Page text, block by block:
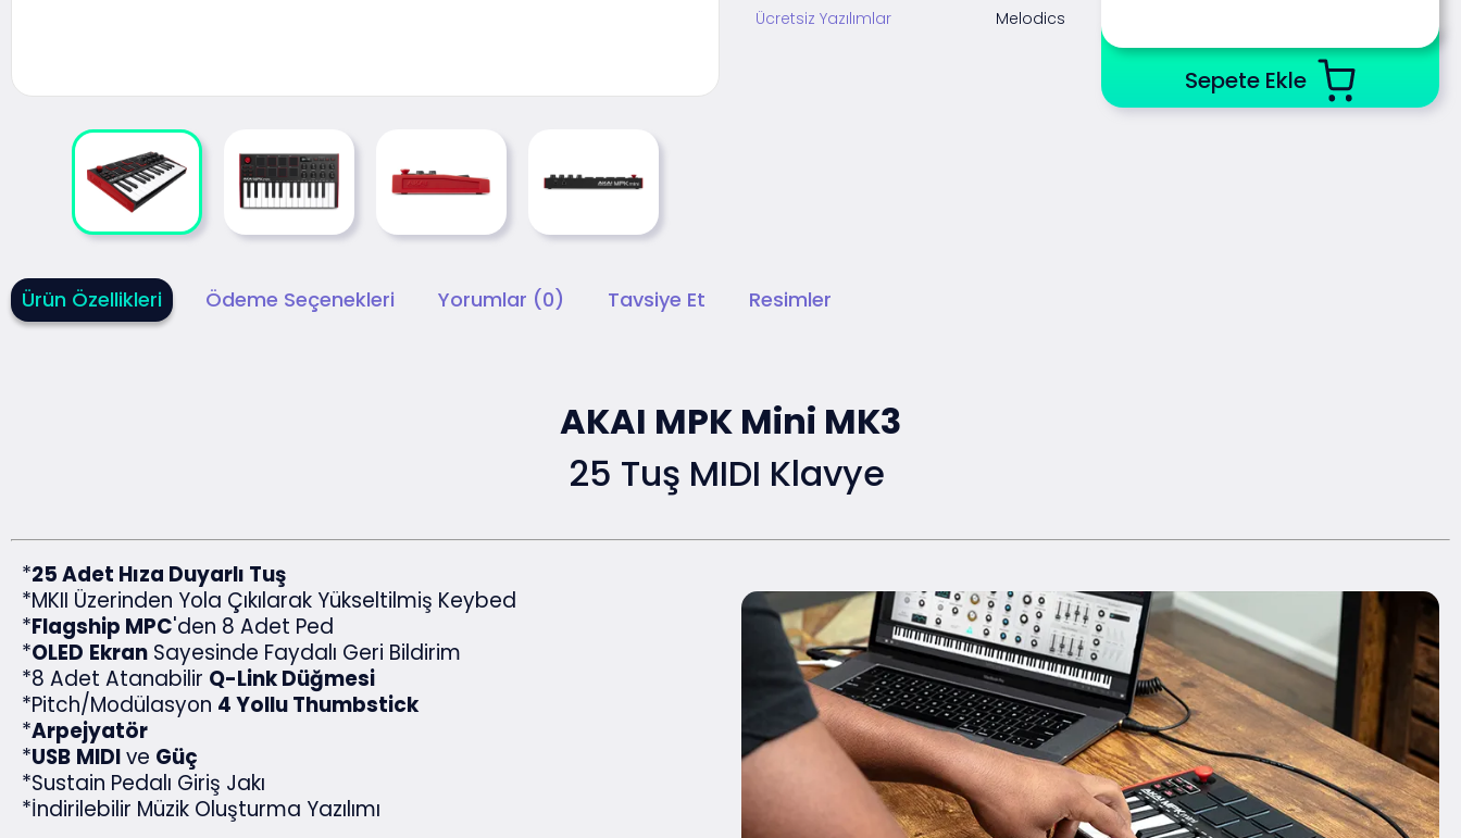
Ücretsiz Yazılımlar
Melodics
Sepete Ekle
Ürün Özellikleri Ödeme Seçenekleri Yorumlar (0) Tavsiye Et Resimler
AKAI MPK Mini MK3
25 Tuş MIDI Klavye
*25 Adet Hıza Duyarlı Tuş
*MKII Üzerinden Yola Çıkılarak Yükseltilmiş Keybed
*Flagship MPC'den 8 Adet Ped
*OLED Ekran Sayesinde Faydalı Geri Bildirim
*8 Adet Atanabilir Q-Link Düğmesi
*Pitch/Modülasyon 4 Yollu Thumbstick
*Arpejyatör
*USB MIDIve Güç
*Sustain Pedalı Giriş Jakı
*İndirilebilir Müzik Oluşturma Yazılımı